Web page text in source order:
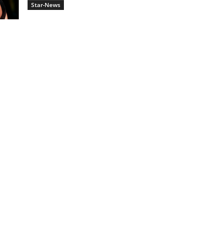
Star-News